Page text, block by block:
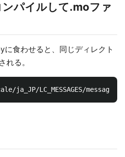
パイルして.moファ
食わせると、同じディレクト
れる。